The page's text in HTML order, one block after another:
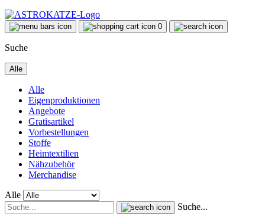
0
Suche
Alle
Alle
Eigenproduktionen
Angebote
Gratisartikel
Vorbestellungen
Stoffe
Heimtextilien
Nähzubehör
Merchandise
Alle
Suche...